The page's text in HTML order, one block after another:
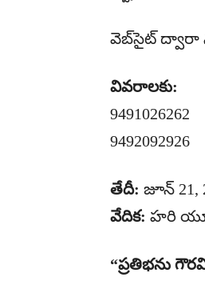
వెబ్‌సైట్ ద్వారా
వివరాలకు:
9491026262
9492092926
తేదీ: జూన్ 21,
వేదిక: హరి
“ప్రతిభను